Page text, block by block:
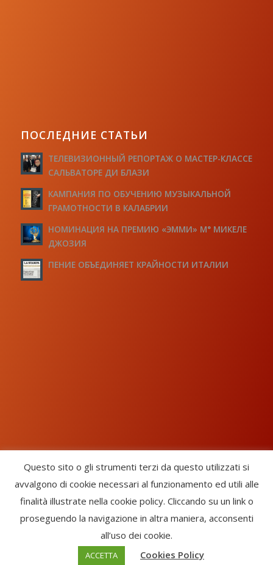
ПОСЛЕДНИЕ СТАТЬИ
ТЕЛЕВИЗИОННЫЙ РЕПОРТАЖ О МАСТЕР-КЛАССЕ
САЛЬВАТОРЕ ДИ БЛАЗИ
КАМПАНИЯ ПО ОБУЧЕНИЮ МУЗЫКАЛЬНОЙ
ГРАМОТНОСТИ В КАЛАБРИИ
НОМИНАЦИЯ НА ПРЕМИЮ «ЭММИ» М° МИКЕЛЕ
ДЖОЗИЯ
ПЕНИЕ ОБЪЕДИНЯЕТ КРАЙНОСТИ ИТАЛИИ
Chorus Inside - International Choral Federation - APS Ente Terzo
Settore · CF: 93058420691
Enfold Theme by Kriesi
Questo sito o gli strumenti terzi da questo utilizzati si
avvalgono di cookie necessari al funzionamento ed utili alle
finalità illustrate nella cookie policy. Cliccando su un link o
proseguendo la navigazione in altra maniera, acconsenti
all’uso dei cookie.
ACCETTA Cookies Policy